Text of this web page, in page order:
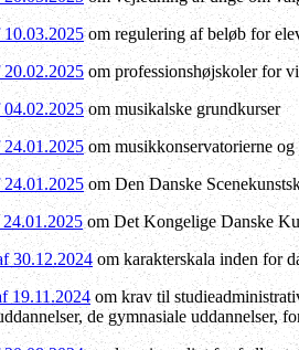
om regulering af beløb for
om professionshøjskoler for
om musikalske grundkurser
om musikkonservatorierne og
om Den Danske
om Det Kongelige Danske
30.12.2024om karakterskala inden for
19.11.2024om krav til
de gymnasiale uddannelser,